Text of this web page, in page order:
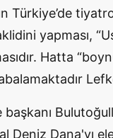
Türkiye’de
yapması,
Hatta
Deniz Dana'yı